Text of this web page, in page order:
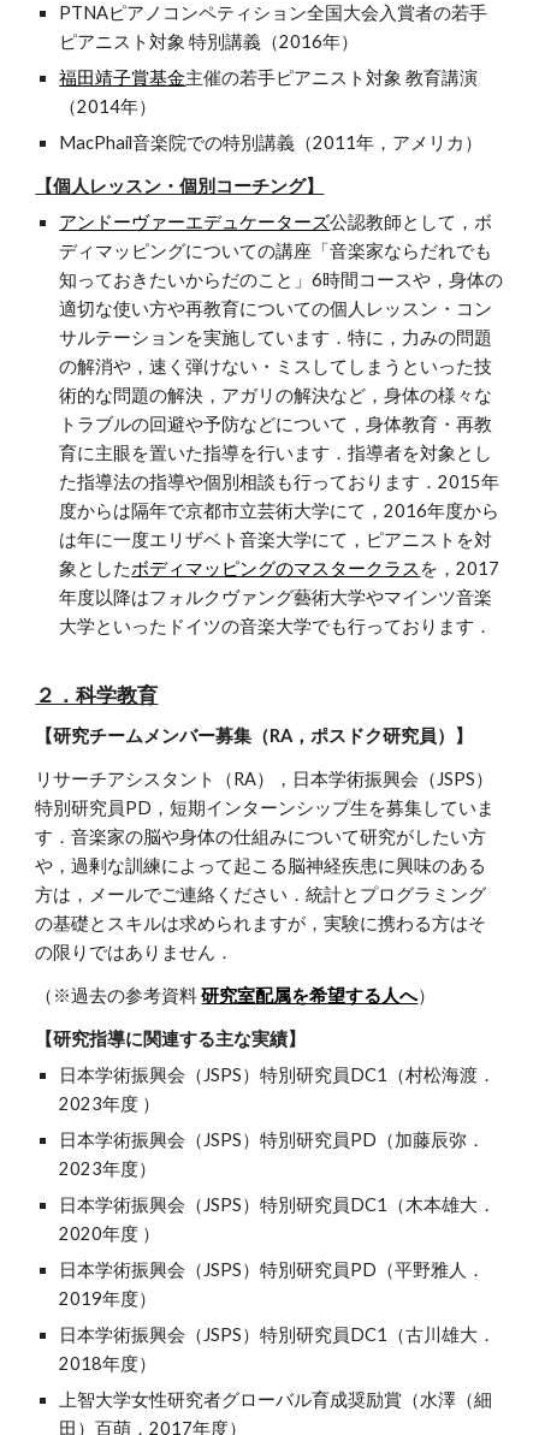
PTNAピアノコンペティション全国大会入賞者の若手
ピアニスト対象 特別講義（2016年）
福田靖子賞基金主催の若手ピアニスト対象 教育講演
（2014年）
MacPhail音楽院での特別講義（2011年，アメリカ）
【個人レッスン・個別コーチング】
アンドーヴァーエデュケーターズ公認教師として，ボ
ディマッピングについての講座「音楽家ならだれでも
知っておきたいからだのこと」6時間コースや，身体の
適切な使い方や再教育についての個人レッスン・コン
サルテーションを実施しています．特に，力みの問題
の解消や，速く弾けない・ミスしてしまうといった技
術的な問題の解決，アガリの解決など，身体の様々な
トラブルの回避や予防などについて，身体教育・再教
育に主眼を置いた指導を行います．指導者を対象とし
た指導法の指導や個別相談も行っております．2015年
度からは隔年で京都市立芸術大学にて，2016年度から
は年に一度エリザベト音楽大学にて，ピアニストを対
象としたボディマッピングのマスタークラス を，2017
年度以降はフォルクヴァング藝術大学やマインツ音楽
大学といったドイツの音楽大学でも行っております．
２．科学教育
【研究チームメンバー募集（RA，ポスドク研究員）】
リサーチアシスタント（RA），日本学術振興会（JSPS）
特別研究員PD，短期インターンシップ生を募集していま
す．音楽家の脳や身体の仕組みについて研究がしたい方
や，過剰な訓練によって起こる脳神経疾患に興味のある
方は，メールでご連絡ください．統計とプログラミング
の基礎とスキルは求められますが，実験に携わる方はそ
の限りではありません．
（※過去の参考資料研究室配属を希望する人へ）
【研究指導に関連する主な実績】
日本学術振興会（JSPS）特別研究員DC1（村松海渡 ．
2023年度 ）
日本学術振興会（JSPS）特別研究員PD（加藤辰弥 ．
2023年度）
日本学術振興会（JSPS）特別研究員DC1（木本雄大．
2020年度 ）
日本学術振興会（JSPS）特別研究員PD（平野雅人．
2019年度）
日本学術振興会（JSPS）特別研究員DC1（古川雄大．
2018年度）
上智大学女性研究者グローバル育成奨励賞（水澤（細
田）百萌．2017年度）